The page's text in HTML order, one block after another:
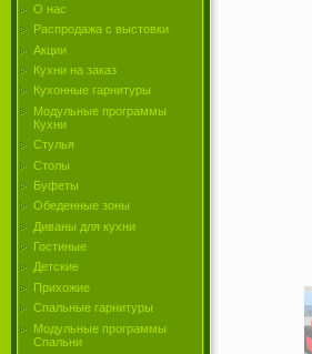
О нас
Распродажа с выстовки
Акции
Кухни на заказ
Кухонные гарнитуры
Модульные программы
Кухни
Стулья
Столы
Буфеты
Обеденные зоны
Диваны для кухни
Гостиные
Детские
Прихожие
Спальные гарнитуры
Модульные программы
Спальни